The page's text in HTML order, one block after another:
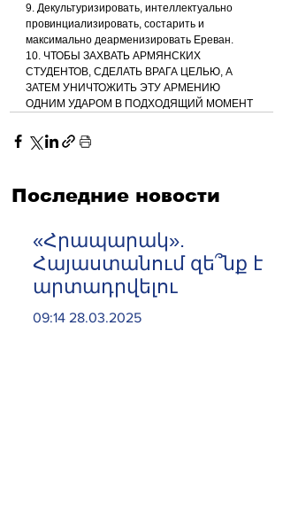
9. Декультуризировать, интеллектуально
провинциализировать, состарить и
максимально деарменизировать Ереван.
10. ЧТОБЫ ЗАХВАТЬ АРМЯНСКИХ
СТУДЕНТОВ, СДЕЛАТЬ ВРАГА ЦЕЛЬЮ, А
ЗАТЕМ УНИЧТОЖИТЬ ЭТУ АРМЕНИЮ
ОДНИМ УДАРОМ В ПОДХОДЯЩИЙ МОМЕНТ
Последние новости
«Հրապարակ».
Հայաստանում զե՞նք է
արտադրվելու
09:14 28.03.2025